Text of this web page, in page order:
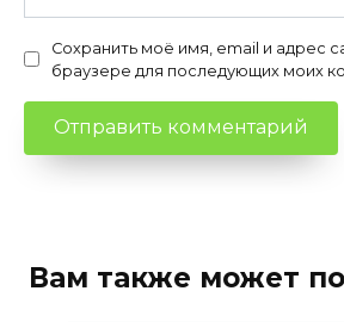
Сохранить моё имя, email и адрес
браузере для последующих моих
Вам также может